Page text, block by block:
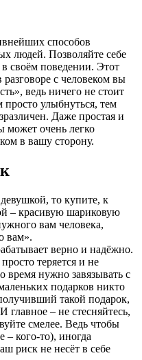
способов
людей. Позволяйте себе
своём поведении. Этот
с человеком вы
ведь ничего не стоит
просто улыбнуться, тем
Даже простая и
может очень легко
в вашу сторону.
то купите, к
– красивую шариковую
вам человека,
вам».
верно и надёжно.
теряется и не
время нужно завязывать с
подарков никто
такой подарок,
главное – не стесняйтесь,
смелее. Ведь чтобы
– кого-то), иногда
риск не несёт в себе